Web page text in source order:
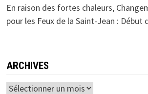
En raison des fortes chaleurs,
pour les Feux de la Saint-Jean : Début
ARCHIVES
Archives